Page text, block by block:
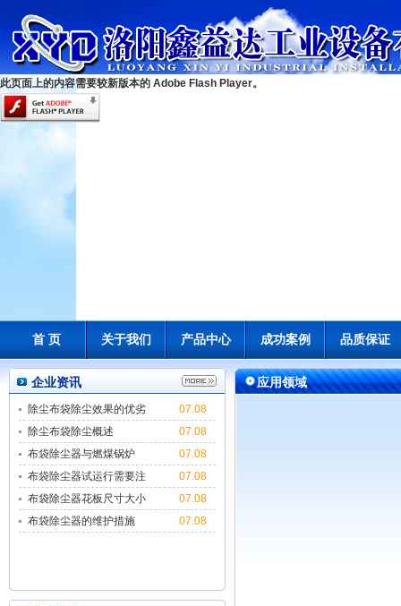
此页面上的内容需要较新版本的 Adobe Flash Player。
首 页 关于我们 产品中心 成功案例 品质保证
企业资讯
07.08
除尘布袋除尘效果的优劣
与多种因
07.08
除尘布袋除尘概述
07.08
布袋除尘器与燃煤锅炉
07.08
布袋除尘器试运行需要注
意哪些
07.08
布袋除尘器花板尺寸大小
07.08
布袋除尘器的维护措施
应用领域